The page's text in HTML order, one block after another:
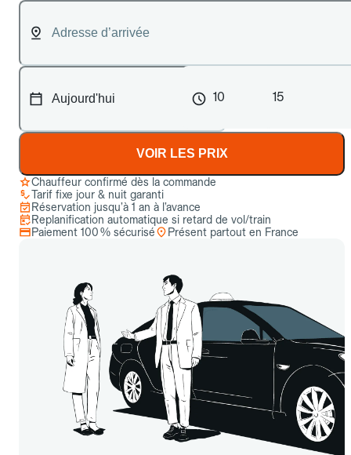
10 15
VOIR LES PRIX
Chauffeur confirmé dès la commande
Tarif fixe jour & nuit garanti
Réservation jusqu’à 1 an à l’avance
Replanification automatique si retard de vol/train
Paiement 100 % sécurisé
Présent partout en France